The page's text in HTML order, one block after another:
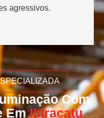
agressivos.
Com
EmIbiracatu